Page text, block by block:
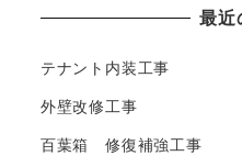
最近
テナント内装工事
外壁改修工事
百葉箱 修復補強工事